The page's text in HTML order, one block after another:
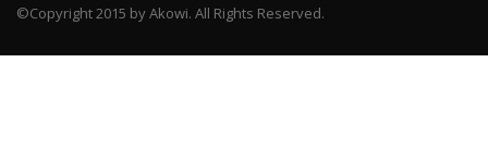
©Copyright 2015 by Akowi. All Rights Reserved.